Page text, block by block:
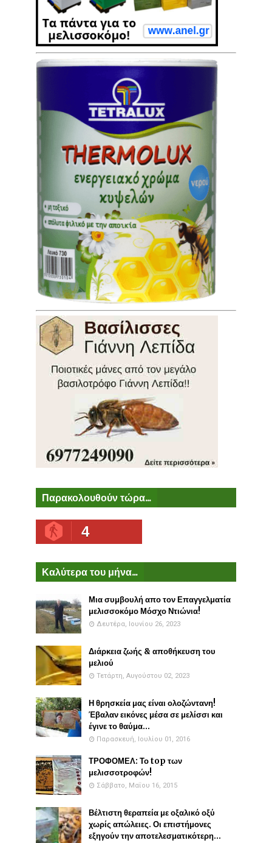
Παρακολουθούν τώρα...
4
Καλύτερα του μήνα...
Μια συμβουλή απο τον Επαγγελματία
μελισσοκόμο Μόσχο Ντιώνια!
Δευτέρα, Ιουνίου 26, 2023
Διάρκεια ζωής & αποθήκευση του
μελιού
Τετάρτη, Αυγούστου 02, 2023
Η θρησκεία μας είναι ολοζώντανη!
Έβαλαν εικόνες μέσα σε μελίσσι και
έγινε το θαύμα...
Παρασκευή, Ιουλίου 01, 2016
ΤΡΟΦΟΜΕΛ: Το top των
μελισσοτροφών!
Σάββατο, Μαΐου 16, 2015
Βέλτιστη θεραπεία με οξαλικό οξύ
χωρίς απώλειες. Οι επιστήμονες
εξηγούν την αποτελεσματικότερη...